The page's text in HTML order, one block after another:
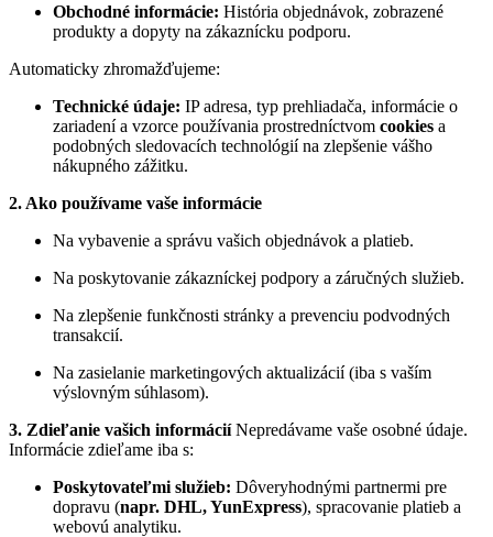
Obchodné informácie: História objednávok, zobrazené
produkty a dopyty na zákaznícku podporu.
Automaticky zhromažďujeme:
Technické údaje: IP adresa, typ prehliadača, informácie o
zariadení a vzorce používania prostredníctvom cookies a
podobných sledovacích technológií na zlepšenie vášho
nákupného zážitku.
2. Ako používame vaše informácie
Na vybavenie a správu vašich objednávok a platieb.
Na poskytovanie zákazníckej podpory a záručných služieb.
Na zlepšenie funkčnosti stránky a prevenciu podvodných
transakcií.
Na zasielanie marketingových aktualizácií (iba s vaším
výslovným súhlasom).
3. Zdieľanie vašich informáciíNepredávame vaše osobné údaje.
Informácie zdieľame iba s:
Poskytovateľmi služieb: Dôveryhodnými partnermi pre
dopravu (napr. DHL, YunExpress), spracovanie platieb a
webovú analytiku.